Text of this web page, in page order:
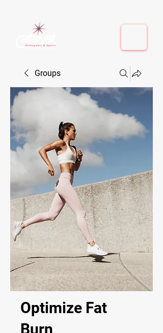
Groups
Optimize Fat
Burn